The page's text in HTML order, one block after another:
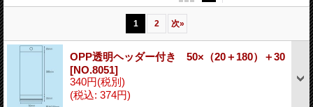
1 2 次»
OPP透明ヘッダー付き 50×（20＋180）＋30
[NO.8051]
340円(税別)
(税込: 374円)